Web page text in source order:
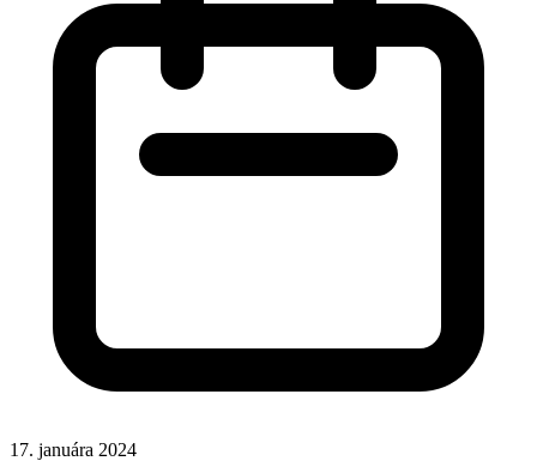
17. januára 2024